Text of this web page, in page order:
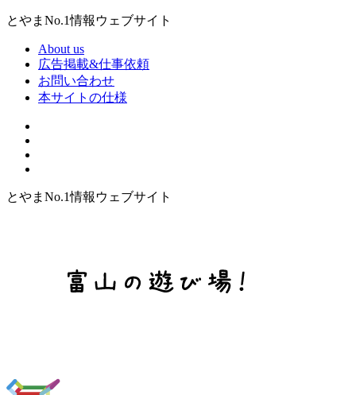
とやまNo.1情報ウェブサイト
About us
広告掲載&仕事依頼
お問い合わせ
本サイトの仕様
とやまNo.1情報ウェブサイト